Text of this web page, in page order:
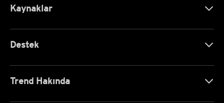
Kaynaklar
Destek
Trend Hakında